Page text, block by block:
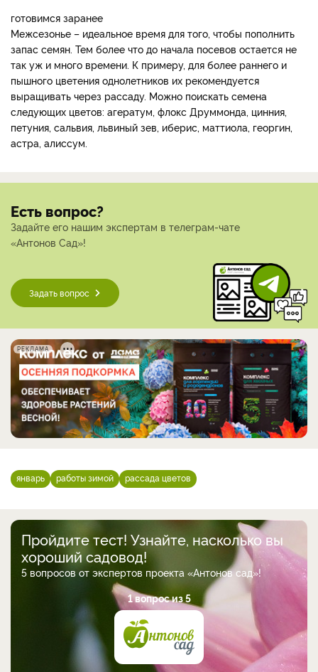
готовимся заранее
Межсезонье – идеальное время для того, чтобы пополнить
запас семян. Тем более что до начала посевов остается не
так уж и много времени. К примеру, для более раннего и
пышного цветения однолетников их рекомендуется
выращивать через рассаду. Можно поискать семена
следующих цветов: агератум, флокс Друммонда, цинния,
петуния, сальвия, львиный зев, иберис, маттиола, георгин,
астра, алиссум.
Есть вопрос?
Задайте его нашим экспертам в телеграм-чате
«Антонов Сад»!
Задать вопрос
РЕКЛАМА
январь работы зимой рассада цветов
Пройдите тест! Узнайте, насколько вы
хороший садовод!
5 вопросов от экспертов проекта «Антонов сад»!
1 вопрос из 5